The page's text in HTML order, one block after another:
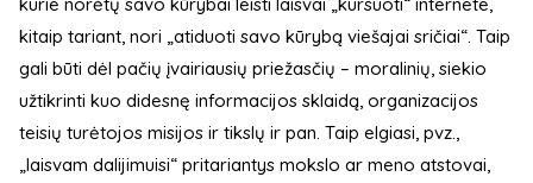
kitaip tariant, nori „atiduoti savo kūrybą viešajai sričiai“. Taip
gali būti dėl pačių įvairiausių priežasčių – moralinių, siekio
užtikrinti kuo didesnę informacijos sklaidą, organizacijos
teisių turėtojos misijos ir tikslų ir pan. Taip elgiasi, pvz.,
„laisvam dalijimuisi“ pritariantys mokslo ar meno atstovai,